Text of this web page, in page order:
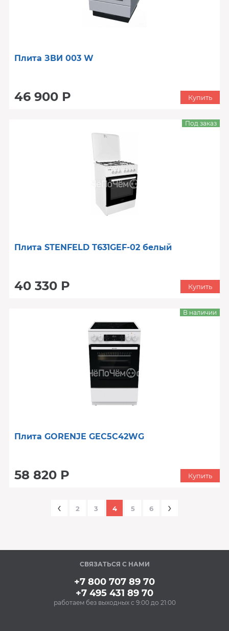
Плита ЗВИ 003 W
46 900 Р Купить
Плита STENFELD T631GEF-02 белый
40 330 Р
Под заказ
Купить
Плита GORENJE GEC5C42WG
58 820 Р
В наличии
Купить
‹ 2 3 4 5 6 ›
СВЯЗАТЬСЯ С НАМИ
+7 800 707 89 70
+7 495 431 89 70
работаем без выходных с 9:00 до 21:00